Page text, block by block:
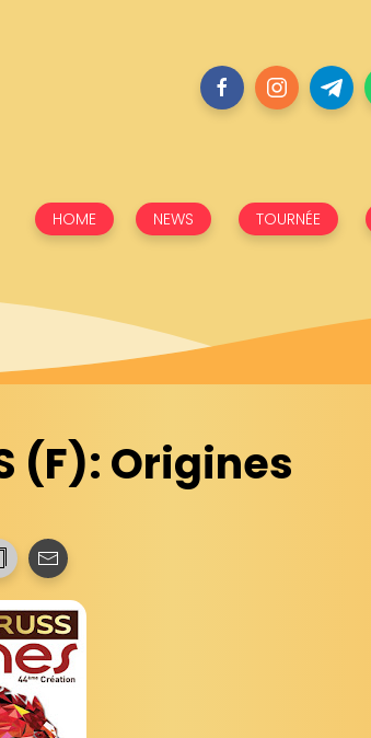
HOME NEWS TOURNÉE
(F): Origines